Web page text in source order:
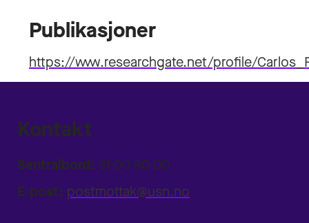
Publikasjoner
https://www.researchgate.net/profile/
Kontakt
Sentralbord: 31 00 80 00
E-post: postmottak@usn.no